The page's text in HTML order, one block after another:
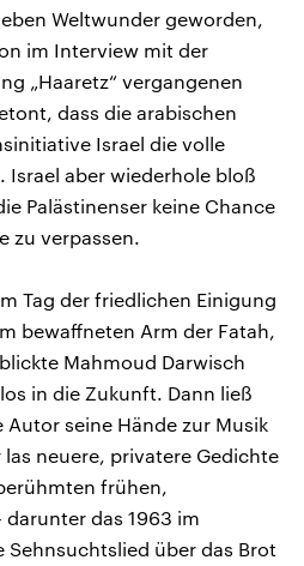
Weltwunder geworden,
im Interview mit der
„Haaretz“ vergangenen
dass die arabischen
Israel die volle
Israel aber wiederhole bloß
Palästinenser keine Chance
zu verpassen.
Tag der friedlichen Einigung
bewaffneten Arm der Fatah,
Mahmoud Darwisch
in die Zukunft. Dann ließ
seine Hände zur Musik
las neuere, privatere Gedichte
frühen,
darunter das 1963 im
Sehnsuchtslied über das Brot